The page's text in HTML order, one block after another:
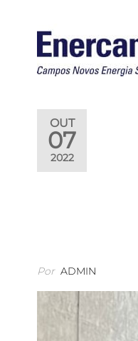
OUT
07
2022
Por ADMIN